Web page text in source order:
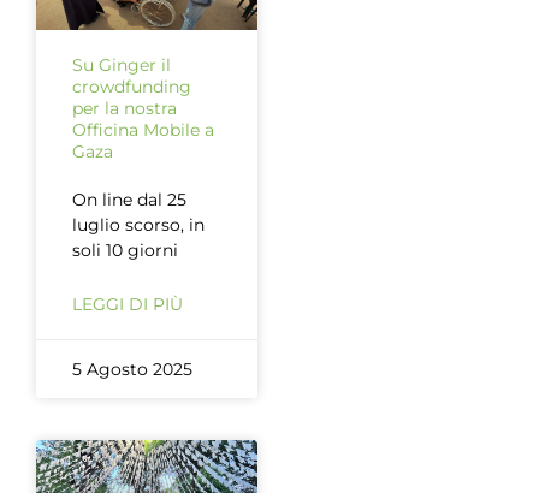
Su Ginger il
crowdfunding
per la nostra
Officina Mobile a
Gaza
On line dal 25
luglio scorso, in
soli 10 giorni
LEGGI DI PIÙ
5 Agosto 2025